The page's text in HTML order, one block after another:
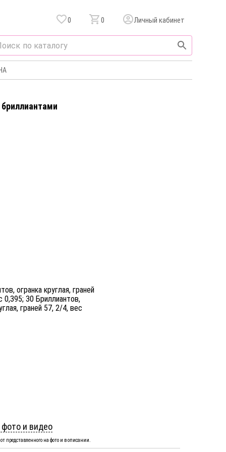
0 0 Личный кабинет
огранка круглая, граней
0,395; 30 Бриллиантов,
граней 57, 2/4, вес
и видео
представленного на фото и в описании.